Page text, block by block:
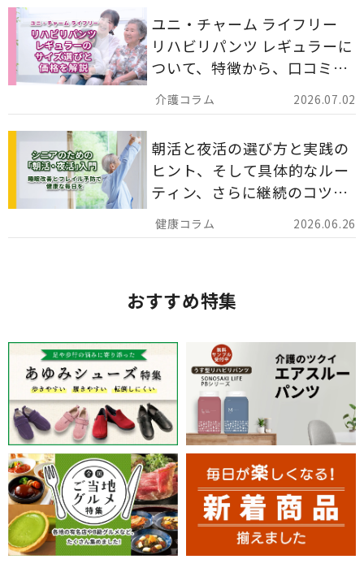
2026.07.02
ユニ・チャーム ライフリー
リハビリパンツ レギュラーに
ついて、特徴から、口コミ、
災害備蓄としての活用法まで
分かりやすく解説します。
2026.06.26
朝活と夜活の選び方と実践の
ヒント、そして具体的なルー
ティン、さらに継続のコツま
でを詳しくご紹介します。
おすすめ特集